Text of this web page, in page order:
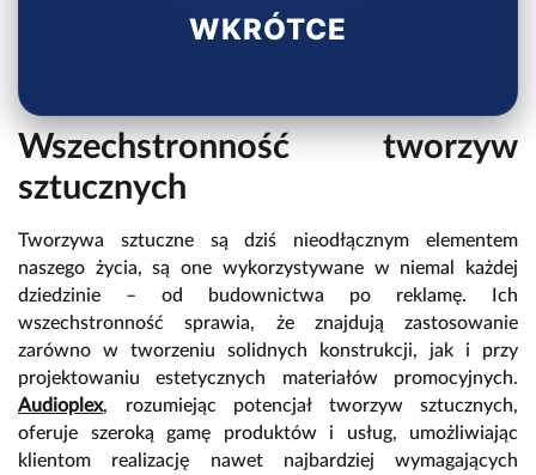
WKRÓTCE
Wszechstronność tworzyw
sztucznych
Tworzywa sztuczne są dziś nieodłącznym elementem
naszego życia, są one wykorzystywane w niemal każdej
dziedzinie – od budownictwa po reklamę. Ich
wszechstronność sprawia, że znajdują zastosowanie
zarówno w tworzeniu solidnych konstrukcji, jak i przy
projektowaniu estetycznych materiałów promocyjnych.
Audioplex, rozumiejąc potencjał tworzyw sztucznych,
oferuje szeroką gamę produktów i usług, umożliwiając
klientom realizację nawet najbardziej wymagających